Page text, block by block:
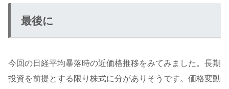
最後に
今回の日経平均暴落時の近価格推移をみてみました。長期
投資を前提とする限り株式に分がありそうです。価格変動